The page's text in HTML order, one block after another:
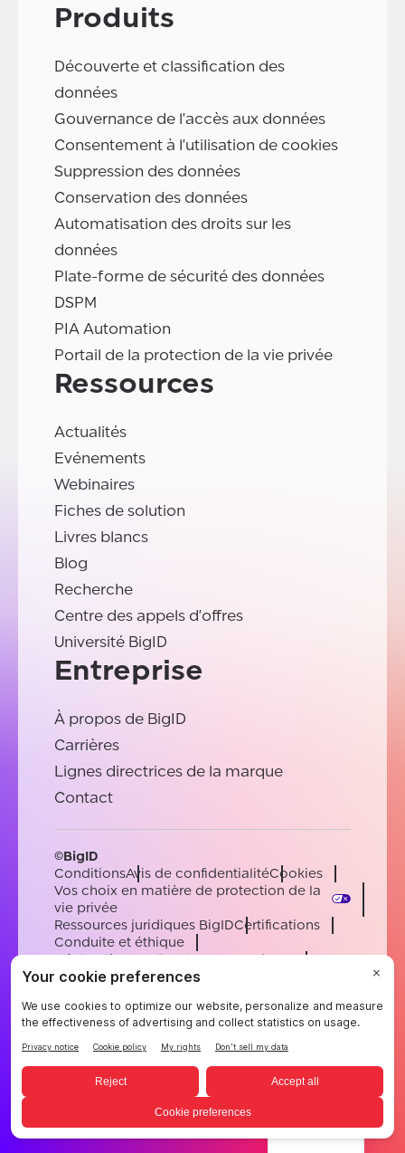
Produits
Découverte et classification des
données
Gouvernance de l'accès aux données
Consentement à l'utilisation de cookies
Suppression des données
Conservation des données
Automatisation des droits sur les
données
Plate-forme de sécurité des données
DSPM
PIA Automation
Portail de la protection de la vie privée
Ressources
Actualités
Evénements
Webinaires
Fiches de solution
Livres blancs
Blog
Recherche
Centre des appels d'offres
Université BigID
Entreprise
À propos de BigID
Carrières
Lignes directrices de la marque
Contact
©BigID
ConditionsAvis de confidentialitéCookies
Vos choix en matière de protection de la
vie privée
Ressources juridiques BigIDCertifications
Conduite et éthique
Déclaration sur l'esclavage moderne
Sous-processeursSoutien
EnglishGermanFrenchSpanishPortuguese
French